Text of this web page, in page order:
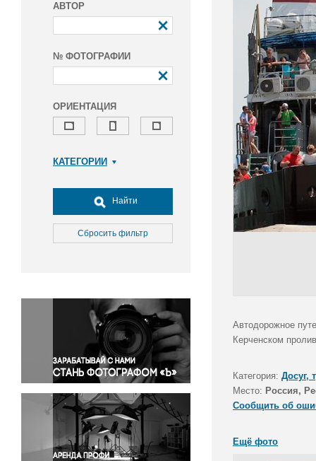
АВТОР
№ ФОТОГРАФИИ
ОРИЕНТАЦИЯ
КАТЕГОРИИ
Досуг, туризм и отдых
Культура
Медицина
Окружающая среда
Политика
Правосудие
Происшествия и конфликты
Религия
Светская жизнь
Спорт
Экология
Экономика и бизнес
Найти
Сбросить фильтр
Автодорожное
Керченском
Категория: Досуг,
Место: Россия,
Сообщить об
Ещё фото